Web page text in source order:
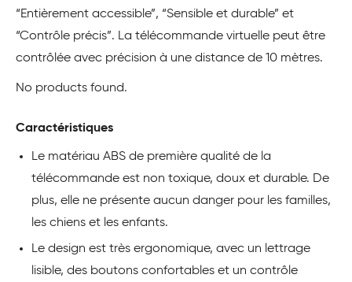
“Entièrement accessible”, “Sensible et durable” et
“Contrôle précis”. La télécommande virtuelle peut être
contrôlée avec précision à une distance de 10 mètres.
No products found.
Caractéristiques
Le matériau ABS de première qualité de la
télécommande est non toxique, doux et durable. De
plus, elle ne présente aucun danger pour les familles,
les chiens et les enfants.
Le design est très ergonomique, avec un lettrage
lisible, des boutons confortables et un contrôle